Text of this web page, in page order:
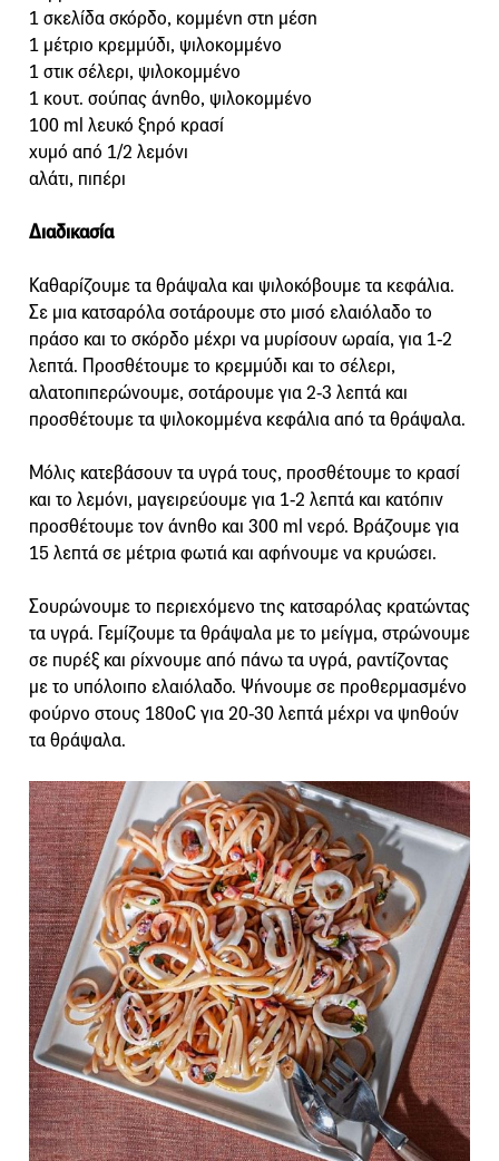
1 σκελίδα σκόρδο, κομμένη στη μέση
1 μέτριο κρεμμύδι, ψιλοκομμένο
1 στικ σέλερι, ψιλοκομμένο
1 κουτ. σούπας άνηθο, ψιλοκομμένο
100 ml λευκό ξηρό κρασί
χυμό από 1/2 λεμόνι
αλάτι, πιπέρι
Διαδικασία
Καθαρίζουμε τα θράψαλα και ψιλοκόβουμε τα κεφάλια.
Σε μια κατσαρόλα σοτάρουμε στο μισό ελαιόλαδο το
πράσο και το σκόρδο μέχρι να μυρίσουν ωραία, για 1-2
λεπτά. Προσθέτουμε το κρεμμύδι και το σέλερι,
αλατοπιπερώνουμε, σοτάρουμε για 2-3 λεπτά και
προσθέτουμε τα ψιλοκομμένα κεφάλια από τα θράψαλα.
Μόλις κατεβάσουν τα υγρά τους, προσθέτουμε το κρασί
και το λεμόνι, μαγειρεύουμε για 1-2 λεπτά και κατόπιν
προσθέτουμε τον άνηθο και 300 ml νερό. Βράζουμε για
15 λεπτά σε μέτρια φωτιά και αφήνουμε να κρυώσει.
Σουρώνουμε το περιεχόμενο της κατσαρόλας κρατώντας
τα υγρά. Γεμίζουμε τα θράψαλα με το μείγμα, στρώνουμε
σε πυρέξ και ρίχνουμε από πάνω τα υγρά, ραντίζοντας
με το υπόλοιπο ελαιόλαδο. Ψήνουμε σε προθερμασμένο
φούρνο στους 180οC για 20-30 λεπτά μέχρι να ψηθούν
τα θράψαλα.